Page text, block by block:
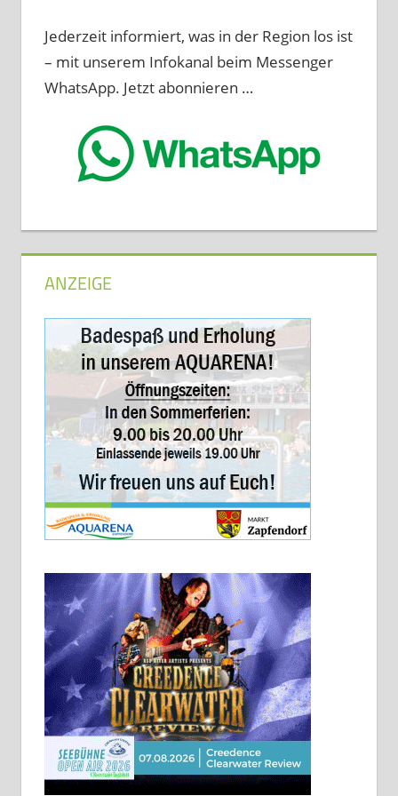
Jederzeit informiert, was in der Region los ist
– mit unserem Infokanal beim Messenger
WhatsApp. Jetzt abonnieren …
ANZEIGE